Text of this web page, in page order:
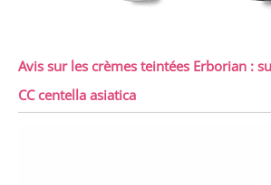
Avis sur les crèmes teintées Erborian :
CC centella asiatica